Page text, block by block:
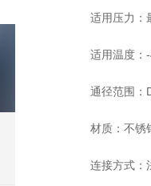
适用压力：
适用温度
通径范围：
材质：不锈
连接方式：